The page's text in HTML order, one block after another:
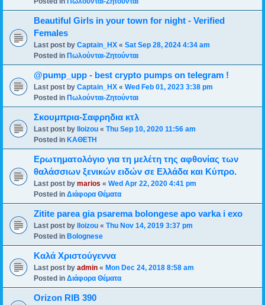
Beautiful Girls in your town for night - Verified
Females
Last post by Captain_HX « Sat Sep 28, 2024 4:34 am
Posted in Πωλούνται-Ζητούνται
@pump_upp - best crypto pumps on telegram !
Last post by Captain_HX « Wed Feb 01, 2023 3:38 pm
Posted in Πωλούνται-Ζητούνται
Σκουμπρια-Σαφρηδια κτλ
Last post by lloizou « Thu Sep 10, 2020 11:56 am
Posted in ΚΑΘΕΤΗ
Ερωτηματολόγιο για τη μελέτη της αφθονίας των
θαλάσσιων ξενικών ειδών σε Ελλάδα και Κύπρο.
Last post by marios « Wed Apr 22, 2020 4:41 pm
Posted in Διάφορα Θέματα
Zitite parea gia psarema bolongese apo varka i exo
Last post by lloizou « Thu Nov 14, 2019 3:37 pm
Posted in Bolognese
Καλά Χριστούγεννα
Last post by admin « Mon Dec 24, 2018 8:58 am
Posted in Διάφορα Θέματα
Orizon RIB 390